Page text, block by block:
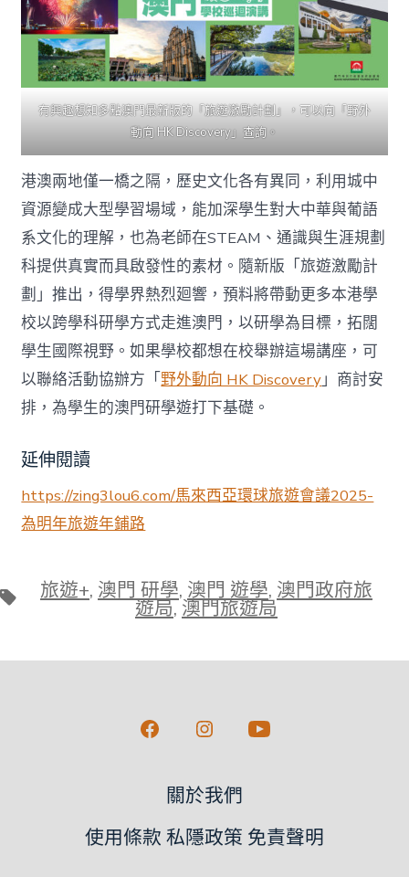
有興趣想知多點澳門最新版的「旅遊激勵計劃」，可以向「野外
動向 HK Discovery」查詢。
港澳兩地僅一橋之隔，歷史文化各有異同，利用城中
資源變成大型學習場域，能加深學生對大中華與葡語
系文化的理解，也為老師在STEAM、通識與生涯規劃
科提供真實而具啟發性的素材。隨新版「旅遊激勵計
劃」推出，得學界熱烈廻響，預料將帶動更多本港學
校以跨學科研學方式走進澳門，以研學為目標，拓闊
學生國際視野。如果學校都想在校舉辦這場講座，可
以聯絡活動協辦方「野外動向 HK Discovery」商討安
排，為學生的澳門研學遊打下基礎。
延伸閱讀
https://zing3lou6.com/馬來西亞環球旅遊會議2025-
為明年旅遊年鋪路
標 旅遊+, 澳門 研學, 澳門 遊學, 澳門政府旅
遊局,澳門旅遊局
Open
a
Open
in
a
Open
a
關於我們
使用條款 私隱政策 免責聲明